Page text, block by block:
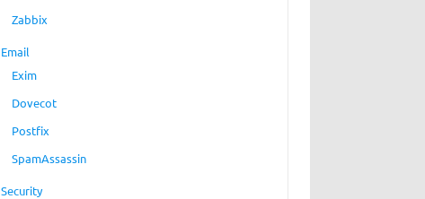
Zabbix
Email
Exim
Dovecot
Postfix
SpamAssassin
Security